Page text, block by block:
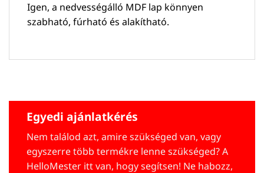
Igen, a nedvességálló MDF lap könnyen
szabható, fúrható és alakítható.
Egyedi ajánlatkérés
Nem találod azt, amire szükséged van, vagy
egyszerre több termékre lenne szükséged? A
HelloMester itt van, hogy segítsen! Ne habozz,